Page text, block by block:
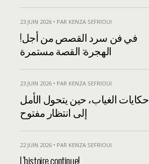
23 JUIN 2026 • PAR KENZA SEFRIOUI
!في فن سرد القصص من أجل
الهجرة: القصة مستمرة
23 JUIN 2026 • PAR KENZA SEFRIOUI
حكايات الغياب، حين يتحول الأمل
إلى انتظار مفتوح
22 JUIN 2026 • PAR KENZA SEFRIOUI
L’histoire continue!